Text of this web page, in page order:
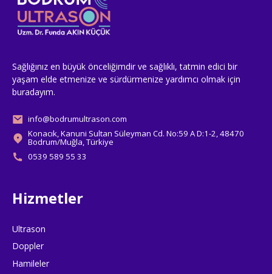
Sağlığınız en büyük önceliğimdir ve sağlıklı, tatmin edici bir
yaşam elde etmenize ve sürdürmenize yardımcı olmak için
buradayım.
info@bodrumultrason.com
Konacık, Kanuni Sultan Süleyman Cd. No:59 A D:1-2, 48470
Bodrum/Muğla, Türkiye
0539 589 55 33
Hizmetler
Ultrason
Doppler
Hamileler